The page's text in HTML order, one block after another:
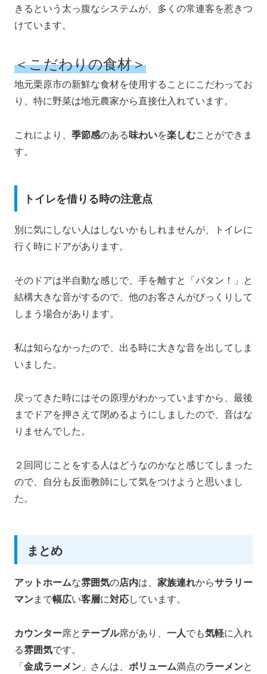
きるという太っ腹なシステムが、多くの常連客を惹きつ
けています。
＜こだわりの食材＞
地元栗原市の新鮮な食材を使用することにこだわってお
り、特に野菜は地元農家から直接仕入れています。
これにより、 季節感のある味わいを楽しむことができま
す。
トイレを借りる時の注意点
別に気にしない人はしないかもしれませんが、トイレに
行く時にドアがあります。
そのドアは半自動な感じで、手を離すと「バタン！」と
結構大きな音がするので、他のお客さんがびっくりして
しまう場合があります。
私は知らなかったので、出る時に大きな音を出してしま
いました。
戻ってきた時にはその原理がわかっていますから、最後
までドアを押さえて閉めるようにしましたので、音はな
りませんでした。
２回同じことをする人はどうなのかなと感じてしまった
ので、自分も反面教師にして気をつけようと思いまし
た。
まとめ
アットホームな雰囲気の店内は、 家族連れからサラリー
マンまで幅広い客層に対応しています。
カウンター席とテーブル席があり、 一人でも気軽に入れ
る雰囲気です。
「金成ラーメン 」さんは、 ボリューム満点のラーメンと